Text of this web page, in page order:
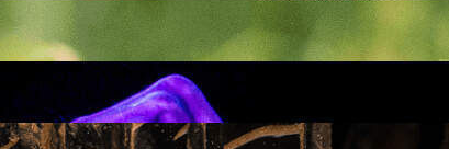
RUNMAGEDDON
50 PRZESZKÓD
12 KM+
NOCNY REKRUT (½)
30 PRZESZKÓD
6 KM+
INTRO U-16